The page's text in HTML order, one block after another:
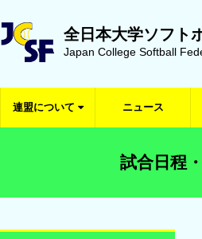
全日本大学ソフト
Japan College Softball
連盟について ニュース
試合日程